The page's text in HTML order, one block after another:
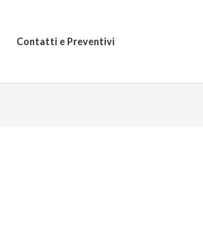
Contatti e Preventivi